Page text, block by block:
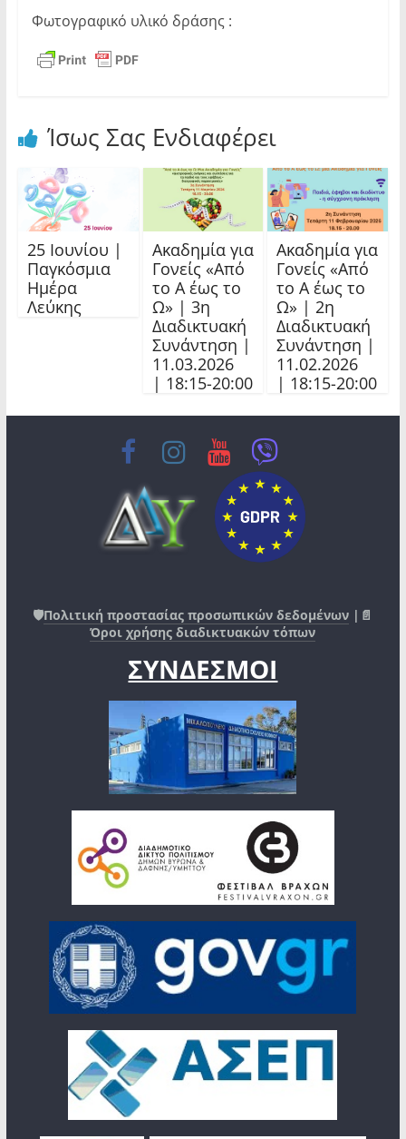
Φωτογραφικό υλικό δράσης :
Ίσως Σας Ενδιαφέρει
25 Ιουνίου |
Παγκόσμια
Ημέρα
Λεύκης
Ακαδημία για
Γονείς «Από
το Α έως το
Ω» | 3η
Διαδικτυακή
Συνάντηση |
11.03.2026
| 18:15-20:00
Ακαδημία για
Γονείς «Από
το Α έως το
Ω» | 2η
Διαδικτυακή
Συνάντηση |
11.02.2026
| 18:15-20:00
🛡️Πολιτική προστασίας προσωπικών δεδομένων |📄
Όροι χρήσης διαδικτυακών τόπων
ΣΥΝΔΕΣΜΟΙ